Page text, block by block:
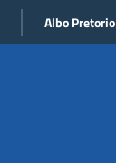
Albo Pretorio